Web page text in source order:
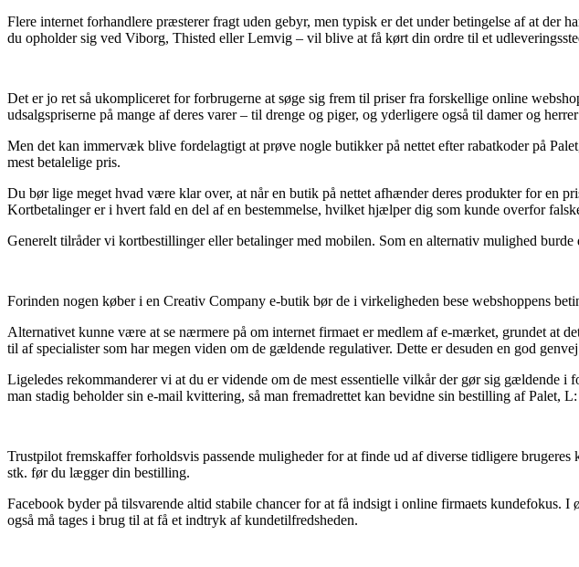
Flere internet forhandlere præsterer fragt uden gebyr, men typisk er det under betingelse af at
du opholder sig ved Viborg, Thisted eller Lemvig – vil blive at få kørt din ordre til et
Det er jo ret så ukompliceret for forbrugerne at søge sig frem til priser fra forskellige online
udsalgspriserne på mange af deres varer – til drenge og piger, og yderligere også til damer og
Men det kan immervæk blive fordelagtigt at prøve nogle butikker på nettet efter rabatkoder på
mest betalelige pris.
Du bør lige meget hvad være klar over, at når en butik på nettet afhænder deres produkter for en
Kortbetalinger er i hvert fald en del af en bestemmelse, hvilket hjælper dig som kunde overfor
Generelt tilråder vi kortbestillinger eller betalinger med mobilen. Som en alternativ mulighed
Forinden nogen køber i en Creativ Company e-butik bør de i virkeligheden bese webshoppens
Alternativet kunne være at se nærmere på om internet firmaet er medlem af e-mærket, grundet at
til af specialister som har megen viden om de gældende regulativer. Dette er desuden en god
Ligeledes rekommanderer vi at du er vidende om de mest essentielle vilkår der gør sig gældende
man stadig beholder sin e-mail kvittering, så man fremadrettet kan bevidne sin bestilling af Palet,
Trustpilot fremskaffer forholdsvis passende muligheder for at finde ud af diverse tidligere
stk. før du lægger din bestilling.
Facebook byder på tilsvarende altid stabile chancer for at få indsigt i online firmaets kundefokus.
også må tages i brug til at få et indtryk af kundetilfredsheden.